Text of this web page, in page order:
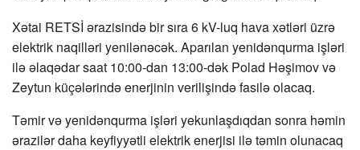
Xətai RETSİ ərazisində bir sıra 6 kV-luq hava xətləri üzrə
elektrik naqilləri yenilənəcək. Aparılan yenidənqurma işləri
ilə əlaqədar saat 10:00-dan 13:00-dək Polad Həşimov və
Zeytun küçələrində enerjinin verilişində fasilə olacaq.
Təmir və yenidənqurma işləri yekunlaşdıqdan sonra həmin
ərazilər daha keyfiyyətli elektrik enerjisi ilə təmin olunacaq